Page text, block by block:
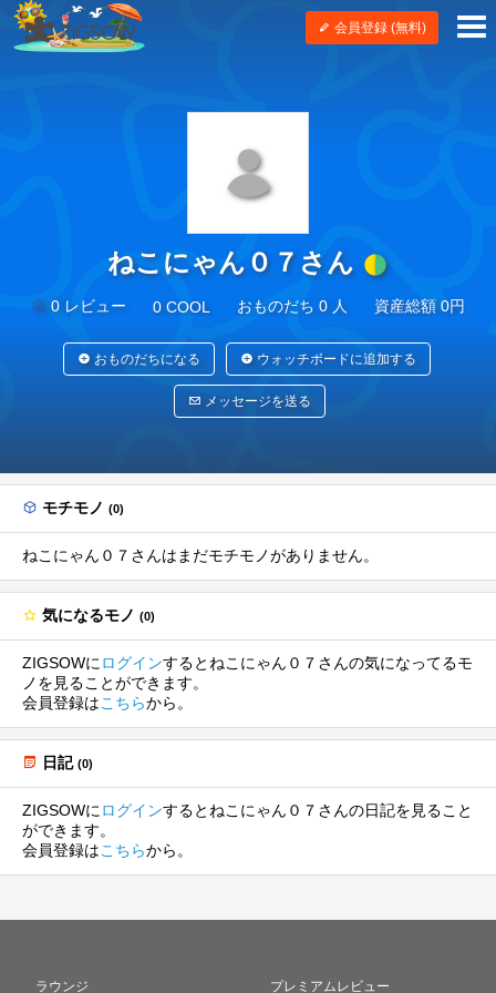
会員登録 (無料)
ねこにゃん０７さん
0 レビュー 0 COOL おものだち 0 人 資産総額 0円
おものだちになる ウォッチボードに追加する
メッセージを送る
モチモノ (0)
ねこにゃん０７さんはまだモチモノがありません。
気になるモノ (0)
ZIGSOWにログインするとねこにゃん０７さんの気になってるモ
ノを見ることができます。
会員登録はこちらから。
日記 (0)
ZIGSOWにログインするとねこにゃん０７さんの日記を見ること
ができます。
会員登録はこちらから。
ラウンジ プレミアムレビュー